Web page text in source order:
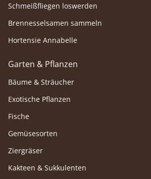
Schmeißfliegen loswerden
Brennesselsamen sammeln
Hortensie Annabelle
Garten & Pflanzen
Bäume & Sträucher
Exotische Pflanzen
Fische
Gemüsesorten
Ziergräser
Kakteen & Sukkulenten